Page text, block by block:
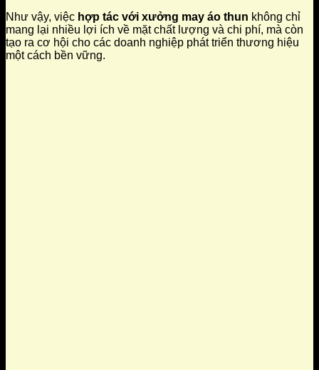
Như vậy, việc hợp tác với xưởng may áo thun không chỉ
mang lại nhiều lợi ích về mặt chất lượng và chi phí, mà còn
tạo ra cơ hội cho các doanh nghiệp phát triển thương hiệu
một cách bền vững.